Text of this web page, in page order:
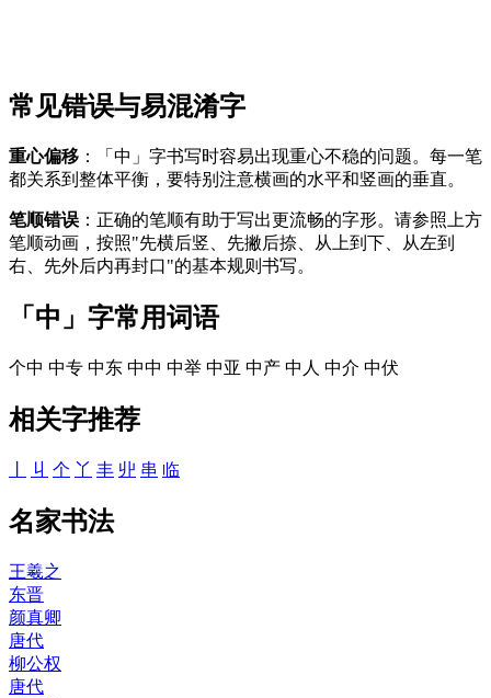
常见错误与易混淆字
重心偏移 ：「中」字书写时容易出现重心不稳的问题。每一笔
都关系到整体平衡，要特别注意横画的水平和竖画的垂直。
笔顺错误 ：正确的笔顺有助于写出更流畅的字形。请参照上方
笔顺动画，按照"先横后竖、先撇后捺、从上到下、从左到
右、先外后内再封口"的基本规则书写。
「中」字常用词语
个中 中专 中东 中中 中举 中亚 中产 中人 中介 中伏
相关字推荐
丩 个 丫 丰 丱 串 临
名家书法
王羲之
东晋
颜真卿
唐代
柳公权
唐代